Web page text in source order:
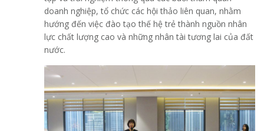
doanh nghiệp, tổ chức các hội thảo liên quan, nhằm
hướng đến việc đào tạo thế hệ trẻ thành nguồn nhân
lực chất lượng cao và những nhân tài tương lai của đất
nước.